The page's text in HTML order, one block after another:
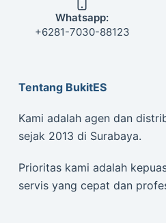
Whatsapp:
+6281-7030-88123
Tentang BukitES
Kami adalah agen dan
sejak 2013 di Surabaya.
Prioritas kami adalah
servis yang cepat dan